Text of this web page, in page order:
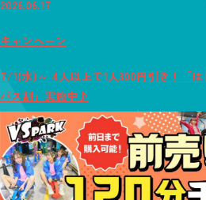
2026.06.17
キャンペーン
7/1(水)～ 4人以上で1人300円引き！「
パス割」実施中♪